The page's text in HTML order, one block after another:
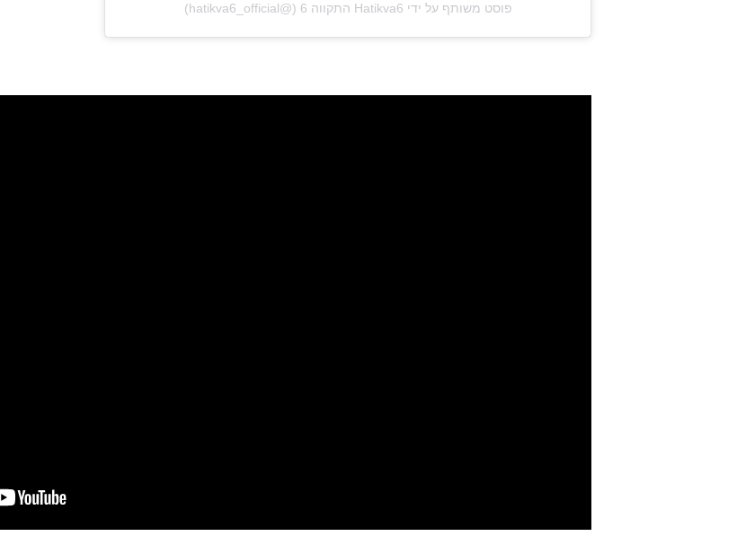
פוסט משותף על ידי ‏‎Hatikva6 התקווה 6‎‏ (@‏‎hatikva6_official‎‏)